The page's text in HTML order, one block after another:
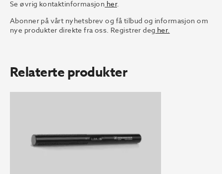
Se øvrig kontaktinformasjon her.
Abonner på vårt nyhetsbrev og få tilbud og informasjon om
nye produkter direkte fra oss. Registrer deg her.
Relaterte produkter